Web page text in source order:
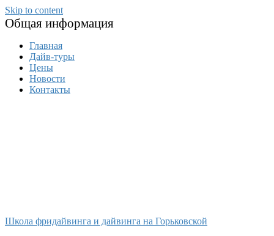
Skip to content
Общая информация
Главная
Дайв-туры
Цены
Новости
Контакты
Школа фридайвинга и дайвинга на Горьковской